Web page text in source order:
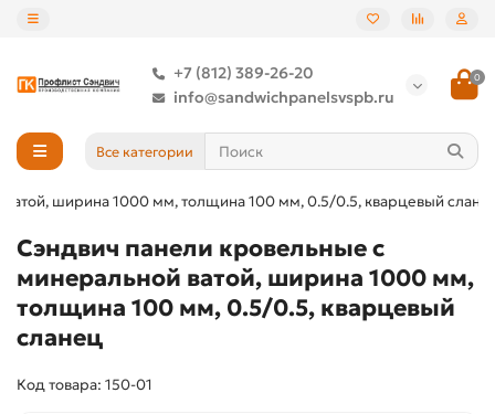
+7 (812) 389-26-20
info@sandwichpanelsvspb.ru
0
Все категории
ширина 1000 мм, толщина 100 мм, 0.5/0.5, кварцевый
Сэндвич панели кровельные с
минеральной ватой, ширина 1000 мм,
толщина 100 мм, 0.5/0.5, кварцевый
сланец
Код товара: 150-01